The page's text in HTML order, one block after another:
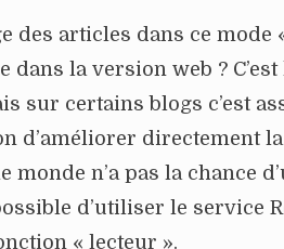
des articles dans ce
dans la version web ?
sur certains blogs c’est
d’améliorer directement
monde n’a pas la chance
d’utiliser le service
« lecteur ».